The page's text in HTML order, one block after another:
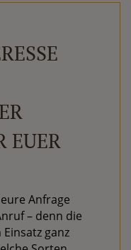
EUER
Anfrage
– denn die
ganz